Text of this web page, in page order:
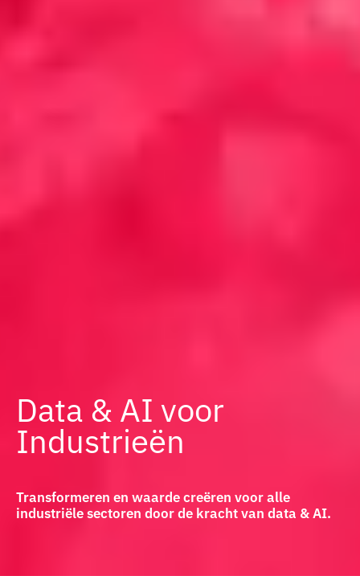
Data & AIvoor
Industrieën
Transformeren en waarde creëren voor alle
industriële sectoren door de kracht van data & AI.